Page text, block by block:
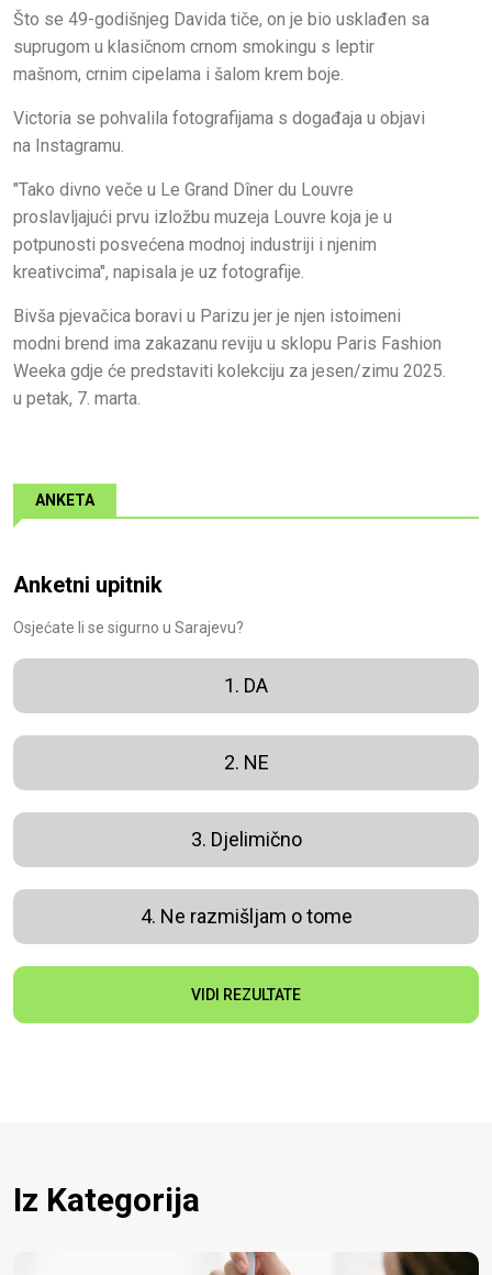
Što se 49-godišnjeg Davida tiče, on je bio usklađen sa
suprugom u klasičnom crnom smokingu s leptir
mašnom, crnim cipelama i šalom krem ​​boje.
Victoria se pohvalila fotografijama s događaja u objavi
na Instagramu.
"Tako divno veče u Le Grand Dîner du Louvre
proslavljajući prvu izložbu muzeja Louvre koja je u
potpunosti posvećena modnoj industriji i njenim
kreativcima", napisala je uz fotografije.
Bivša pjevačica boravi u Parizu jer je njen istoimeni
modni brend ima zakazanu reviju u sklopu Paris Fashion
Weeka gdje će predstaviti kolekciju za jesen/zimu 2025.
u petak, 7. marta.
ANKETA
Anketni upitnik
Osjećate li se sigurno u Sarajevu?
1. DA
2. NE
3. Djelimično
4. Ne razmišljam o tome
VIDI REZULTATE
Iz Kategorija